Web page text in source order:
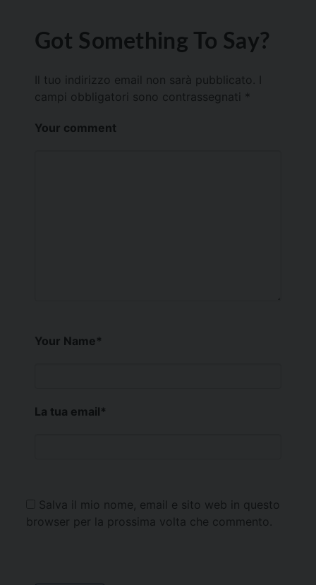
Got Something To Say?
Il tuo indirizzo email non sarà pubblicato.
campi obbligatori sono contrassegnati *
Your comment
Your Name*
La tua email*
Salva il mio nome, email e sito web in questo
browser per la prossima volta che commento.